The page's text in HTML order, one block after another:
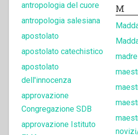
antropologia del cuore
antropologia salesiana
apostolato
apostolato catechistico
apostolato
dell'innocenza
approvazione
Congregazione SDB
approvazione Istituto
M